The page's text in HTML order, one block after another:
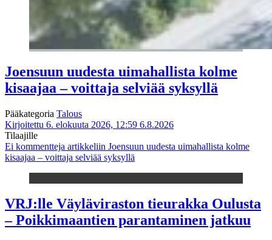
Joensuun uudesta uimahallista kolme
kisaajaa – voittaja selviää syksyllä
Pääkategoria Talous
Kirjoitettu 6. elokuuta 2026, 12:59 6.8.2026
Tilaajille
Ei kommentteja artikkeliin Joensuun uudesta uimahallista kolme
kisaajaa – voittaja selviää syksyllä
VRJ:lle Väyläviraston tieurakka Oulusta
– Poikkimaantien parantaminen jatkuu